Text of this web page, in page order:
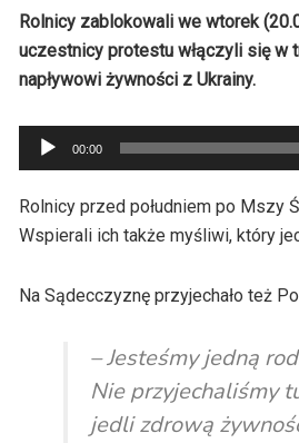
Rolnicy zablokowali we wtorek
uczestnicy protestu włączyli się w
napływowi żywności z Ukrainy.
Odtwarzacz
plików
dźwiękowych
00:00
Rolnicy przed południem po Mszy
Wspierali ich także myśliwi, który
Na Sądecczyznę przyjechało też
– Jesteśmy jedną
Nie przyjechaliśmy
jedli zdrową